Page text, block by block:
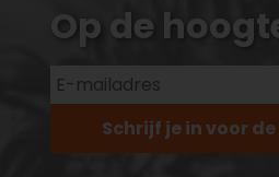
Op de
Schrijf je in voor